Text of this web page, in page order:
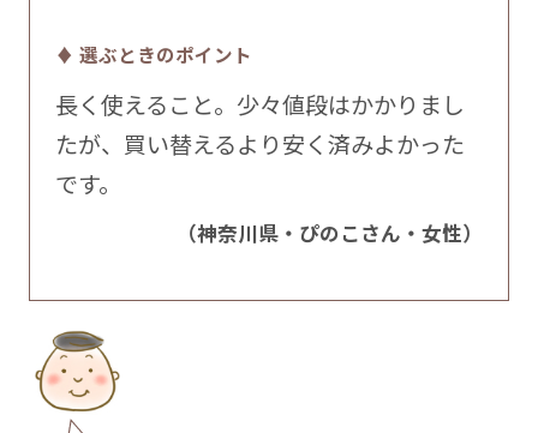
♦ 選ぶときのポイント
長く使えること。少々値段はかかりまし
たが、買い替えるより安く済みよかった
です。
（神奈川県・ぴのこさん・女性）